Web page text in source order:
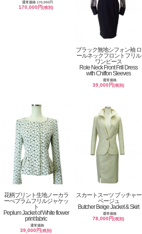
通常価格 170,000円
170,000円(税別)
ブラック無地シフォン袖 ロ
ールネックフロントフリル
ワンピース
Role Neck Front Frill Dress
with Chiffon Sleeves
通常価格
39,000円(税別)
花柄プリント生地ノーカラ
ーぺプラムフリルジャケッ
ト
Peplum Jacket of White flower
print fabric
通常価格
39,000円(税別)
スカートスーツ ブッチャー
ベージュ
Butcher Beige Jacket & Skirt
通常価格
78,000円(税別)